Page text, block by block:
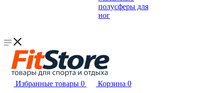
полусферы для
ног
Избранные товары 0 Корзина 0